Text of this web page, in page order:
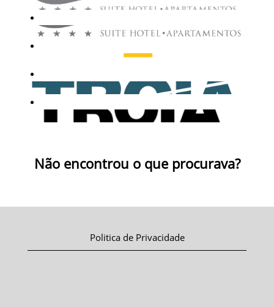
Não encontrou o que procurava?
Politica de Privacidade